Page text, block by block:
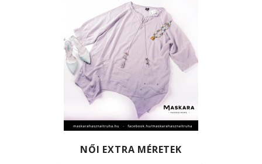
NŐI EXTRA MÉRETEK